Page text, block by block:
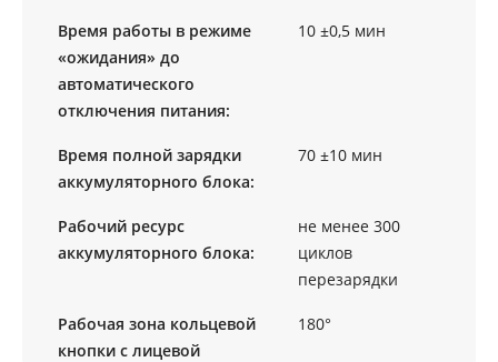
Время работы в режиме
«ожидания» до
автоматического
отключения питания:
10 ±0,5 мин
Время полной зарядки
аккумуляторного блока:
70 ±10 мин
Рабочий ресурс
аккумуляторного блока:
не менее 300
циклов
перезарядки
Рабочая зона кольцевой
кнопки с лицевой
180°